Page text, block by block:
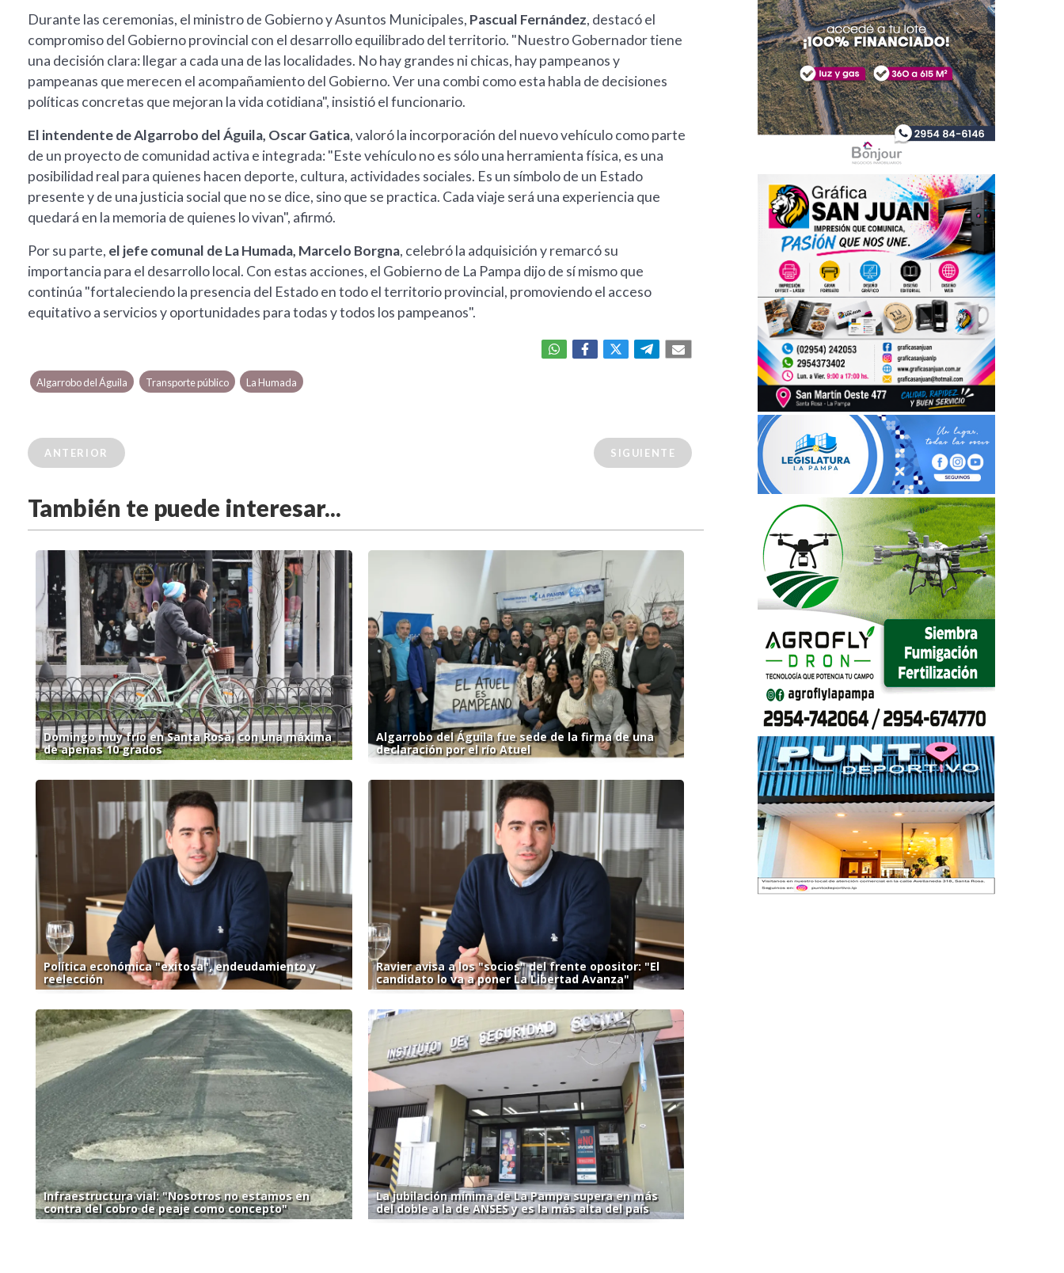
Durante las ceremonias, el ministro de Gobierno y Asuntos Municipales, Pascual Fernández, destacó el
compromiso del Gobierno provincial con el desarrollo equilibrado del territorio. "Nuestro Gobernador tiene
una decisión clara: llegar a cada una de las localidades. No hay grandes ni chicas, hay pampeanos y
pampeanas que merecen el acompañamiento del Gobierno. Ver una combi como esta habla de decisiones
políticas concretas que mejoran la vida cotidiana", insistió el funcionario.
El intendente de Algarrobo del Águila, Oscar Gatica, valoró la incorporación del nuevo vehículo como parte
de un proyecto de comunidad activa e integrada: "Este vehículo no es sólo una herramienta física, es una
posibilidad real para quienes hacen deporte, cultura, actividades sociales. Es un símbolo de un Estado
presente y de una justicia social que no se dice, sino que se practica. Cada viaje será una experiencia que
quedará en la memoria de quienes lo vivan", afirmó.
Por su parte, el jefe comunal de La Humada, Marcelo Borgna, celebró la adquisición y remarcó su
importancia para el desarrollo local. Con estas acciones, el Gobierno de La Pampa dijo de sí mismo que
continúa "fortaleciendo la presencia del Estado en todo el territorio provincial, promoviendo el acceso
equitativo a servicios y oportunidades para todas y todos los pampeanos".
Algarrobo del Águila Transporte público La Humada
ANTERIOR SIGUIENTE
También te puede interesar...
Domingo muy frío en Santa Rosa, con una máxima
de apenas 10 grados
Algarrobo del Águila fue sede de la firma de una
declaración por el río Atuel
Política económica "exitosa", endeudamiento y
reelección
Ravier avisa a los "socios" del frente opositor: "El
candidato lo va a poner La Libertad Avanza"
Infraestructura vial: "Nosotros no estamos en
contra del cobro de peaje como concepto"
La jubilación mínima de La Pampa supera en más
del doble a la de ANSES y es la más alta del país